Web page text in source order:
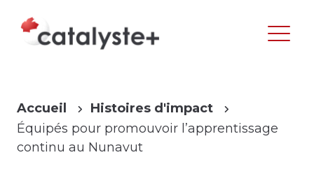
Accueil
Histoires d'impact
Équipés pour promouvoir l’apprentissage
continu au Nunavut